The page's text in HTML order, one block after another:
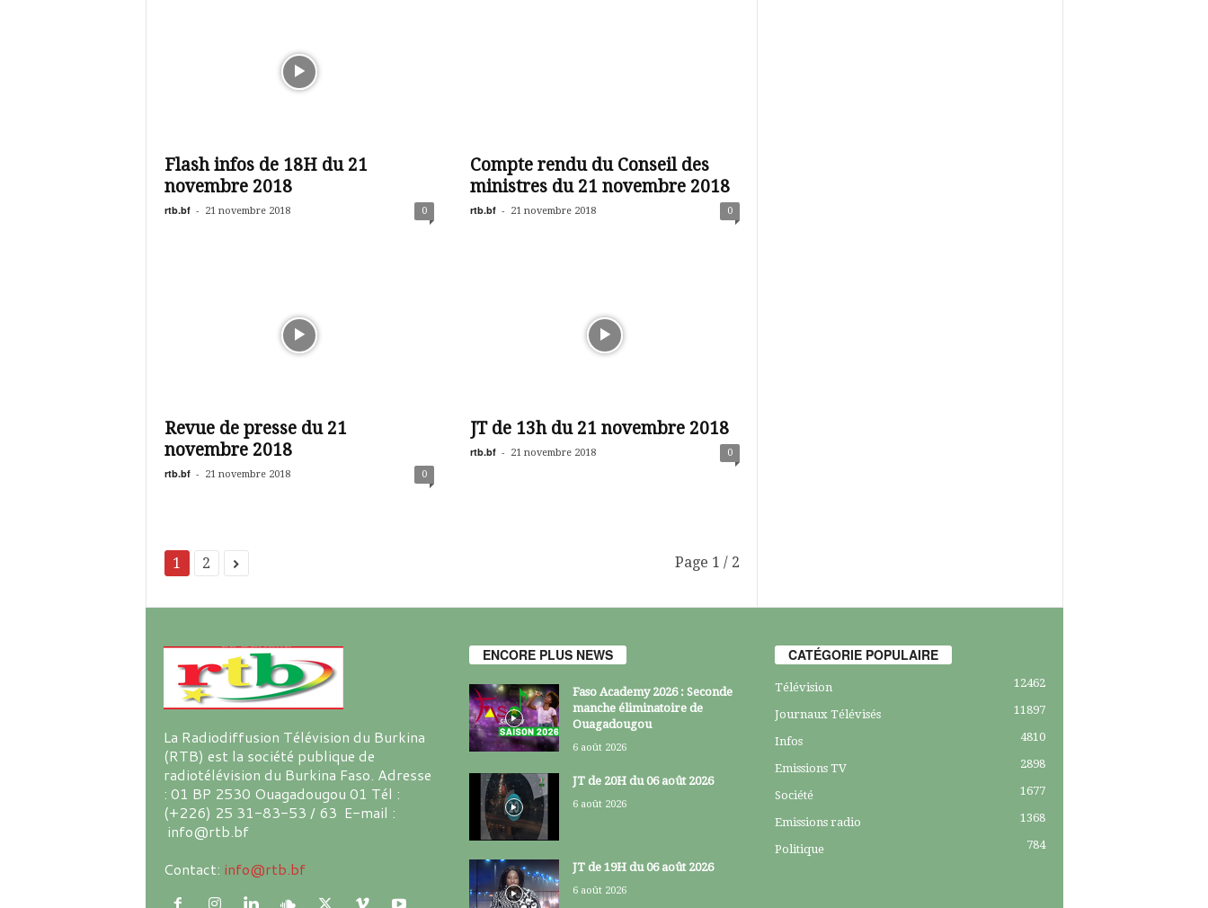
Flash infos de 18H du 21
novembre 2018
rtb.bf - 21 novembre 2018 0
Compte rendu du Conseil des
ministres du 21 novembre 2018
rtb.bf - 21 novembre 2018 0
Revue de presse du 21
novembre 2018
rtb.bf - 21 novembre 2018 0
JT de 13h du 21 novembre 2018
rtb.bf - 21 novembre 2018 0
1 2 Page 1 / 2
La Radiodiffusion Télévision du Burkina
(RTB) est la société publique de
radiotélévision du Burkina Faso. Adresse
: 01 BP 2530 Ouagadougou 01 Tél :
(+226) 25 31-83-53 / 63 E-mail :
info@rtb.bf
Contact: info@rtb.bf
ENCORE PLUS NEWS
Faso Academy 2026 : Seconde
manche éliminatoire de
Ouagadougou
6 août 2026
JT de 20H du 06 août 2026
6 août 2026
JT de 19H du 06 août 2026
6 août 2026
CATÉGORIE POPULAIRE
Télévision 12462
Journaux Télévisés 11897
Infos 4810
Emissions TV 2898
Société 1677
Emissions radio 1368
Politique 784